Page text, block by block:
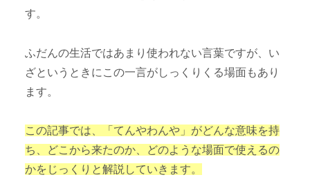
す。
ふだんの生活ではあまり使われない言葉ですが、い
ざというときにこの一言がしっくりくる場面もあり
ます。
この記事では、「てんやわんや」がどんな意味を持
ち、どこから来たのか、どのような場面で使えるの
かをじっくりと解説していきます。